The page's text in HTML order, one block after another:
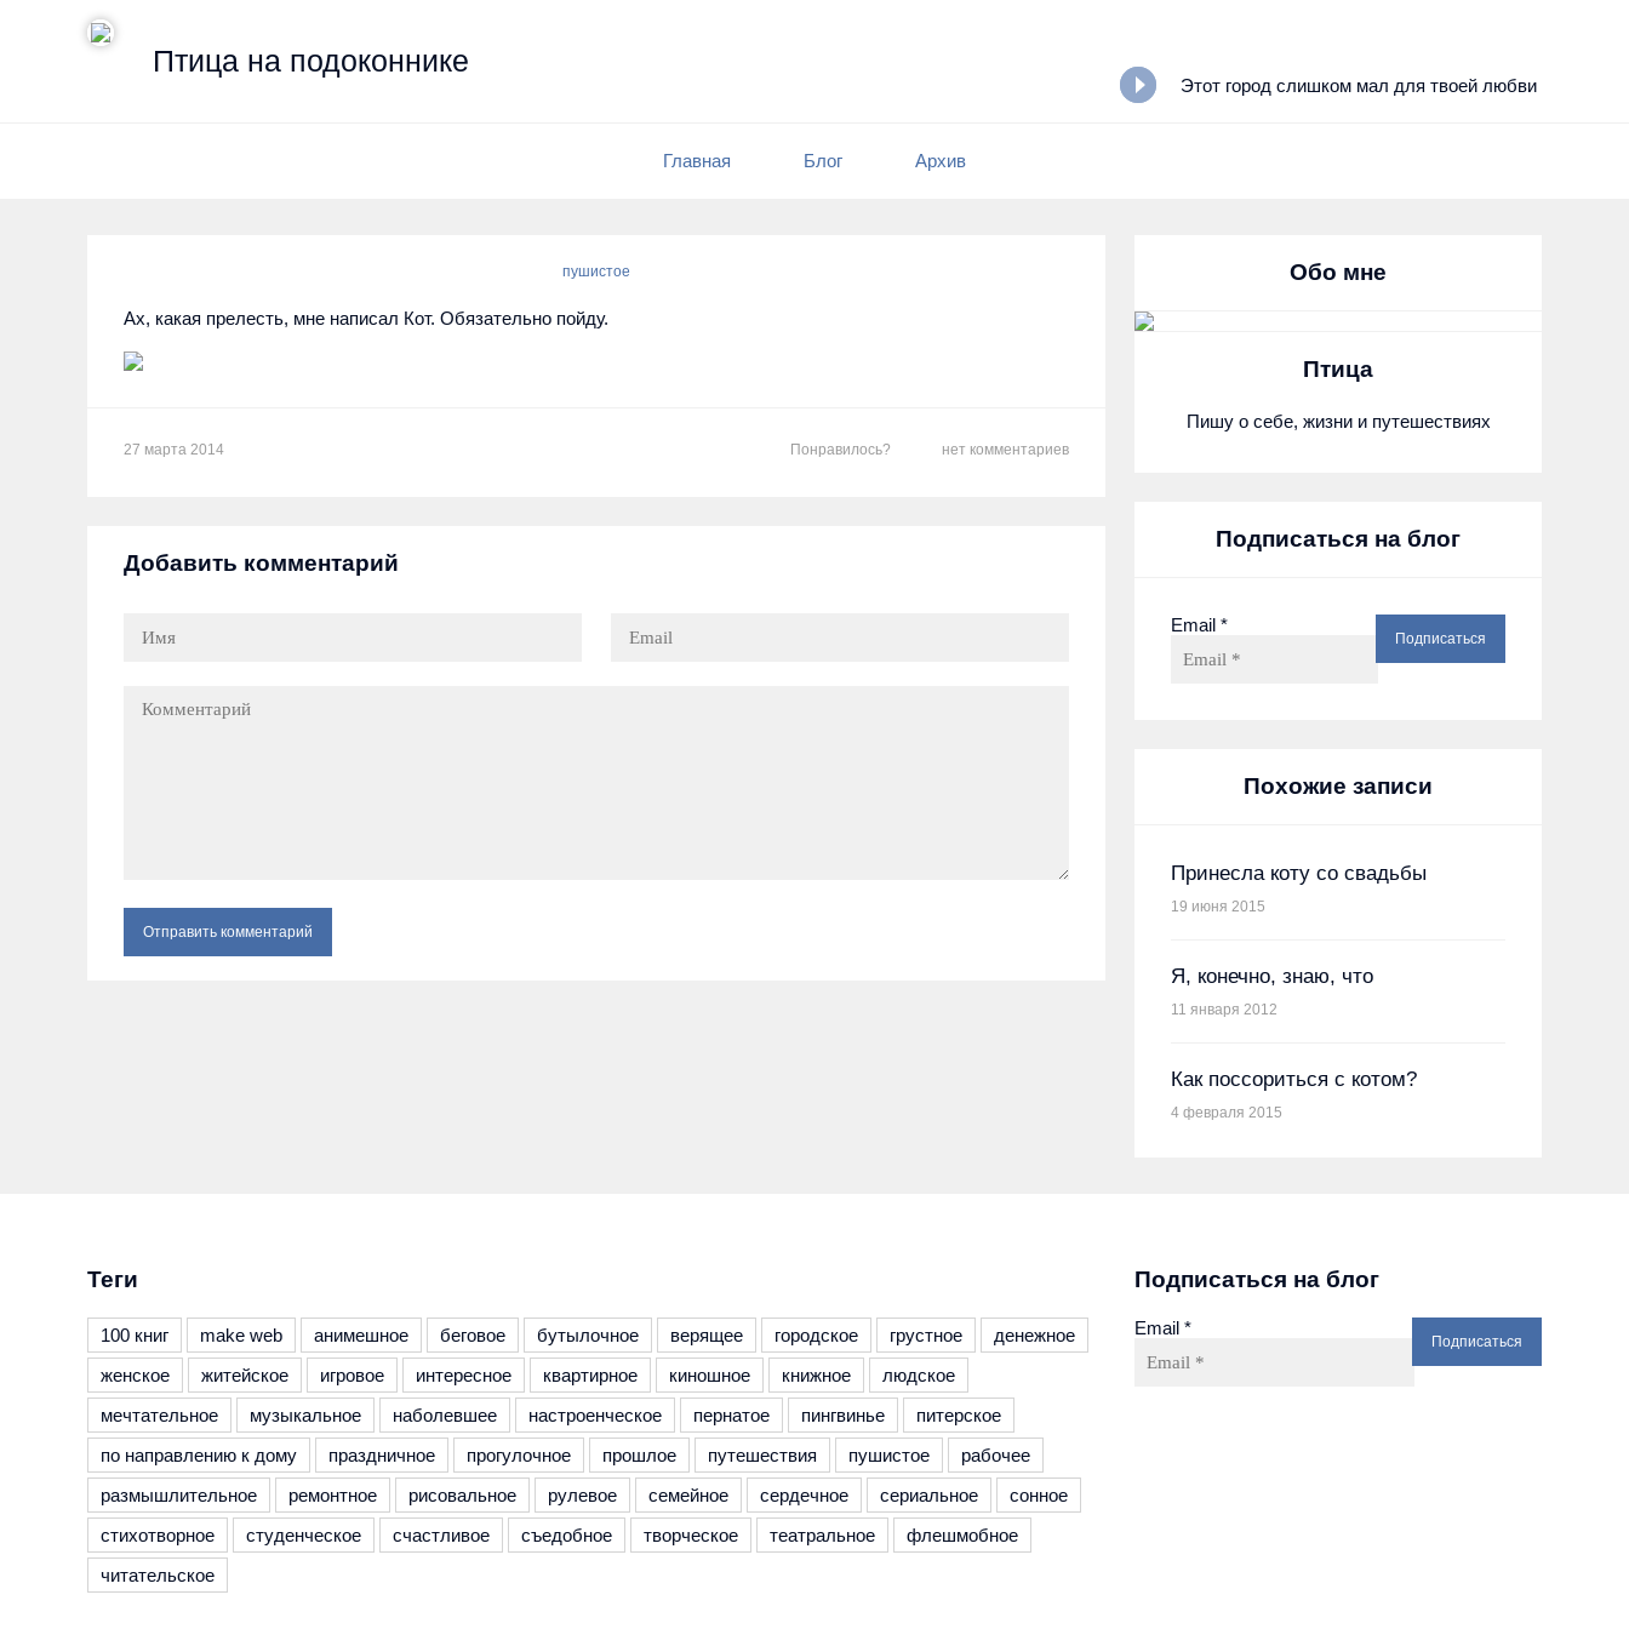
Птица на подоконнике
Этот город слишком мал для твоей любви
Главная Блог Архив
пушистое
Ах, какая прелесть, мне написал Кот. Обязательно пойду.
27 марта 2014 Понравилось? нет комментариев
Добавить комментарий
Обо мне
Птица
Пишу о себе, жизни и путешествиях
Подписаться на блог
Email *
Похожие записи
Принесла коту со свадьбы
19 июня 2015
Я, конечно, знаю, что
11 января 2012
Как поссориться с котом?
4 февраля 2015
Теги
100 книг make web анимешное беговое бутылочное верящее городское грустное
денежное
женское
житейское игровое интересное квартирное киношное книжное
людское
мечтательное
музыкальное наболевшее настроенческое пернатое пингвинье
питерское
по направлению к дому
праздничное прогулочное прошлое путешествия пушистое
рабочее
размышлительное
ремонтное рисовальное рулевое семейное сердечное сериальное
сонное
стихотворное
студенческое счастливое съедобное творческое театральное
флешмобное
читательское
Подписаться на блог
Email *